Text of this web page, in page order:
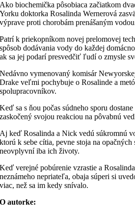
Ako biochemička pôsobiaca začiatkom
Yorku doktorka Rosalinda Wernerová
výprave proti chorobám prenášaným
Patrí k priekopníkom novej prelomovej
spôsob dodávania vody do každej
ak sa jej podarí presvedčiť ľudí o zmysle
Nedávno vymenovaný komisár
Drake veľmi pochybuje o Rosalinde a
spolupracovníkov.
Keď sa s ňou počas súdneho sporu
zaskočený svojou reakciou na pôvabnú
Aj keď Rosalinda a Nick vedú súkromnú
ktorú k sebe cítia, pevne stoja na
neovplyvní iba ich životy.
Keď verejné pobúrenie vzrastie a
neznámeho nepriateľa, obaja súperi si
viac, než sa im kedy snívalo.
O autorke: